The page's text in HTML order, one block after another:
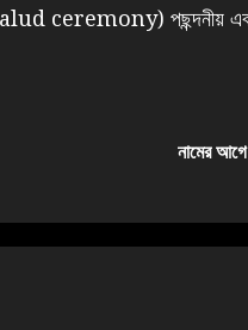
ceremony) পছন্দনীয় এবং
নামের